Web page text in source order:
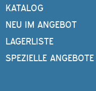
KATALOG
NEU IM ANGEBOT
LAGERLISTE
SPEZIELLE ANGEBOTE